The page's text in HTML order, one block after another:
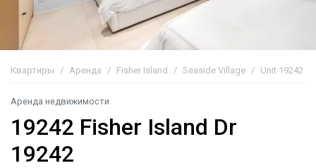
Квартиры Аренда Fisher Island Seaside Village Unit 19242
Аренда недвижимости
19242 Fisher Island Dr
19242